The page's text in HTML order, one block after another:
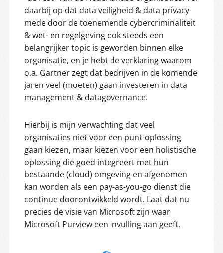
daarbij op dat data veiligheid & data privacy
mede door de toenemende cybercriminaliteit
& wet- en regelgeving ook steeds een
belangrijker topic is geworden binnen elke
organisatie, en je hebt de verklaring waarom
o.a. Gartner zegt dat bedrijven in de komende
jaren veel (moeten) gaan investeren in data
management & datagovernance.
Hierbij is mijn verwachting dat veel
organisaties niet voor een punt-oplossing
gaan kiezen, maar kiezen voor een holistische
oplossing die goed integreert met hun
bestaande (cloud) omgeving en afgenomen
kan worden als een pay-as-you-go dienst die
continue doorontwikkeld wordt. Laat dat nu
precies de visie van Microsoft zijn waar
Microsoft Purview een invulling aan geeft.